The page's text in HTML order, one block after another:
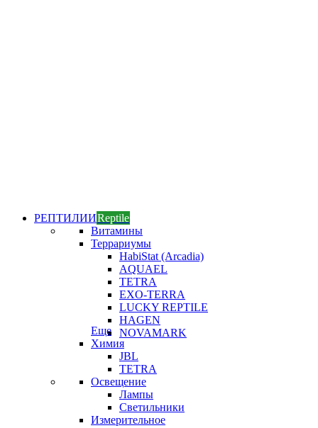
РЕПТИЛИИReptile
Витамины
Террариумы
HabiStat (Arcadia)
AQUAEL
TETRA
EXO-TERRA
LUCKY REPTILE
HAGEN
NOVAMARK
Еще
Химия
JBL
TETRA
Освещение
Лампы
Светильники
Измерительное